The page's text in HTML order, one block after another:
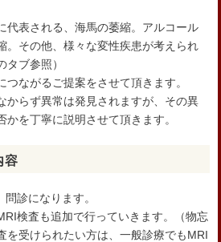
代表される、海馬の萎縮。アルコール
。その他、様々な変性疾患が考えられ
タブ参照）
ながるご提案をさせて頂きます。
からず異常は発見されますが、その異
を丁寧に説明させて頂きます。
容
、問診になります。
検査も追加で行っていきます。（物忘
を受けられたい方は、一般診療でもMRI